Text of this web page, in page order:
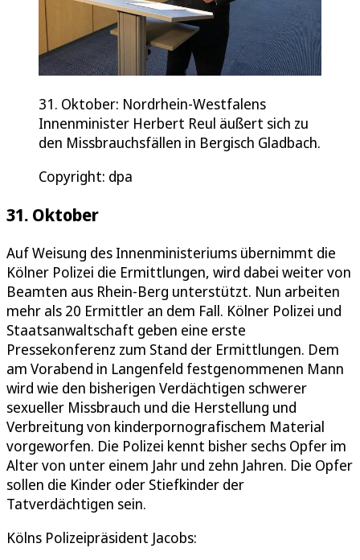
31. Oktober: Nordrhein-Westfalens
Innenminister Herbert Reul äußert sich zu
den Missbrauchsfällen in Bergisch Gladbach.
Copyright: dpa
31. Oktober
Auf Weisung des Innenministeriums übernimmt die
Kölner Polizei die Ermittlungen, wird dabei weiter von
Beamten aus Rhein-Berg unterstützt. Nun arbeiten
mehr als 20 Ermittler an dem Fall. Kölner Polizei und
Staatsanwaltschaft geben eine erste
Pressekonferenz zum Stand der Ermittlungen. Dem
am Vorabend in Langenfeld festgenommenen Mann
wird wie den bisherigen Verdächtigen schwerer
sexueller Missbrauch und die Herstellung und
Verbreitung von kinderpornografischem Material
vorgeworfen. Die Polizei kennt bisher sechs Opfer im
Alter von unter einem Jahr und zehn Jahren. Die Opfer
sollen die Kinder oder Stiefkinder der
Tatverdächtigen sein.
Kölns Polizeipräsident Jacobs: